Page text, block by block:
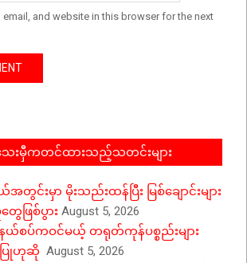
email, and website in this browser for the next
ေးမှီကတင်ထားသည့်သတင်းများ
တွင်းမှာ မိုးသည်းထန်ပြီး မြစ်ချောင်းများ
ေဖြစ်ပွား August 5, 2026
နယ်စပ်ကဝင်မယ့် တရုတ်ကုန်ပစ္စည်းများ
ပြုဟုဆို August 5, 2026